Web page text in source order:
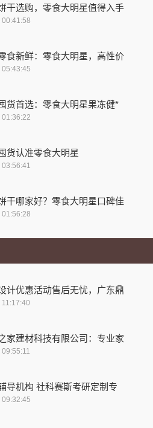
干选购，零食大明星值得入手
食新鲜：零食大明星，高性价
货首选：零食大明星果冻健*
货认准零食大明星
干哪家好？零食大明星口碑佳
计优惠活动售后无忧，广东鼎
家建材科技有限公司：专业家
导机构 社科赛斯考研定制专